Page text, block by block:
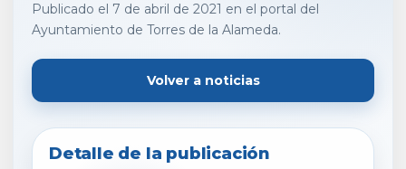
Publicado el 7 de abril de 2021 en el portal del
Ayuntamiento de Torres de la Alameda.
Volver a noticias
Detalle de la publicación